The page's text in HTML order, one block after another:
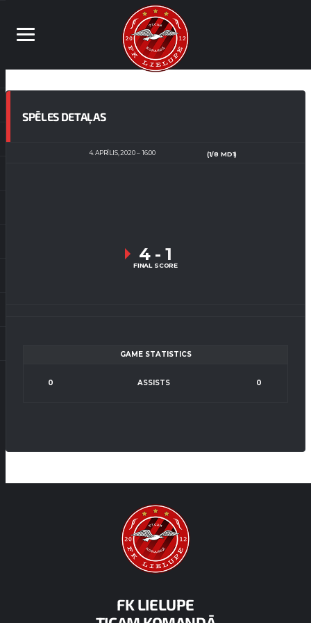
SPĒLES DETAĻAS
4. APRĪLIS, 2020 16:00 (1/8 MD1)
4 - 1
FINAL SCORE
GAME STATISTICS
0 ASSISTS 0
FK LIELUPE